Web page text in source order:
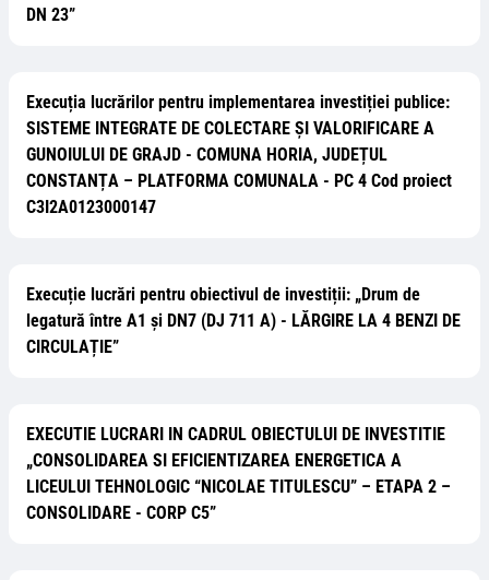
DN 23”
Execuția lucrărilor pentru implementarea investiției publice:
SISTEME INTEGRATE DE COLECTARE ȘI VALORIFICARE A
GUNOIULUI DE GRAJD - COMUNA HORIA, JUDEȚUL
CONSTANȚA – PLATFORMA COMUNALA - PC 4 Cod proiect
C3I2A0123000147
Execuție lucrări pentru obiectivul de investiții: „Drum de
legatură între A1 și DN7 (DJ 711 A) - LĂRGIRE LA 4 BENZI DE
CIRCULAȚIE”
EXECUTIE LUCRARI IN CADRUL OBIECTULUI DE INVESTITIE
„CONSOLIDAREA SI EFICIENTIZAREA ENERGETICA A
LICEULUI TEHNOLOGIC “NICOLAE TITULESCU” – ETAPA 2 –
CONSOLIDARE - CORP C5”